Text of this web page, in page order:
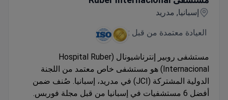
إسبانيا, مدريد
العيادة معتمدة من قبل :
مستشفى روبير إنترناشيونال (Hospital Ruber
Internacional) هو مستشفى خاص معتمد من اللجنة
الدولية المشتركة (JCI) في مدريد، إسبانيا. صُنف ضمن
أفضل 6 مستشفيات في إسبانيا من قبل مجلة فوربس.